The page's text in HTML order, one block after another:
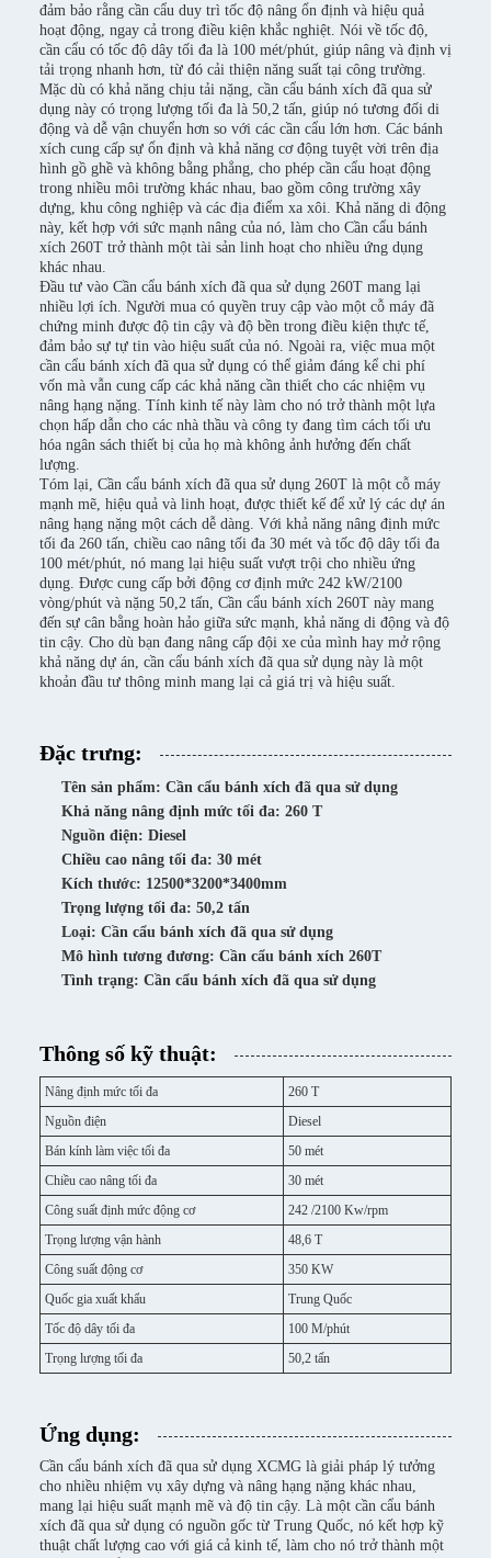
đảm bảo rằng cần cẩu duy trì tốc độ nâng ổn định và hiệu quả
hoạt động, ngay cả trong điều kiện khắc nghiệt. Nói về tốc độ,
cần cẩu có tốc độ dây tối đa là 100 mét/phút, giúp nâng và định vị
tải trọng nhanh hơn, từ đó cải thiện năng suất tại công trường.
Mặc dù có khả năng chịu tải nặng, cần cẩu bánh xích đã qua sử
dụng này có trọng lượng tối đa là 50,2 tấn, giúp nó tương đối di
động và dễ vận chuyển hơn so với các cần cẩu lớn hơn. Các bánh
xích cung cấp sự ổn định và khả năng cơ động tuyệt vời trên địa
hình gồ ghề và không bằng phẳng, cho phép cần cẩu hoạt động
trong nhiều môi trường khác nhau, bao gồm công trường xây
dựng, khu công nghiệp và các địa điểm xa xôi. Khả năng di động
này, kết hợp với sức mạnh nâng của nó, làm cho Cần cẩu bánh
xích 260T trở thành một tài sản linh hoạt cho nhiều ứng dụng
khác nhau.
Đầu tư vào Cần cẩu bánh xích đã qua sử dụng 260T mang lại
nhiều lợi ích. Người mua có quyền truy cập vào một cỗ máy đã
chứng minh được độ tin cậy và độ bền trong điều kiện thực tế,
đảm bảo sự tự tin vào hiệu suất của nó. Ngoài ra, việc mua một
cần cẩu bánh xích đã qua sử dụng có thể giảm đáng kể chi phí
vốn mà vẫn cung cấp các khả năng cần thiết cho các nhiệm vụ
nâng hạng nặng. Tính kinh tế này làm cho nó trở thành một lựa
chọn hấp dẫn cho các nhà thầu và công ty đang tìm cách tối ưu
hóa ngân sách thiết bị của họ mà không ảnh hưởng đến chất
lượng.
Tóm lại, Cần cẩu bánh xích đã qua sử dụng 260T là một cỗ máy
mạnh mẽ, hiệu quả và linh hoạt, được thiết kế để xử lý các dự án
nâng hạng nặng một cách dễ dàng. Với khả năng nâng định mức
tối đa 260 tấn, chiều cao nâng tối đa 30 mét và tốc độ dây tối đa
100 mét/phút, nó mang lại hiệu suất vượt trội cho nhiều ứng
dụng. Được cung cấp bởi động cơ định mức 242 kW/2100
vòng/phút và nặng 50,2 tấn, Cần cẩu bánh xích 260T này mang
đến sự cân bằng hoàn hảo giữa sức mạnh, khả năng di động và độ
tin cậy. Cho dù bạn đang nâng cấp đội xe của mình hay mở rộng
khả năng dự án, cần cẩu bánh xích đã qua sử dụng này là một
khoản đầu tư thông minh mang lại cả giá trị và hiệu suất.
Đặc trưng:
Tên sản phẩm: Cần cẩu bánh xích đã qua sử dụng
Khả năng nâng định mức tối đa: 260 T
Nguồn điện: Diesel
Chiều cao nâng tối đa: 30 mét
Kích thước: 12500*3200*3400mm
Trọng lượng tối đa: 50,2 tấn
Loại: Cần cẩu bánh xích đã qua sử dụng
Mô hình tương đương: Cần cẩu bánh xích 260T
Tình trạng: Cần cẩu bánh xích đã qua sử dụng
Thông số kỹ thuật:
Nâng định mức tối đa
260 T
Nguồn điện
Diesel
Bán kính làm việc tối đa
50 mét
Chiều cao nâng tối đa
30 mét
Công suất định mức động cơ
242 /2100 Kw/rpm
Trọng lượng vận hành
48,6 T
Công suất động cơ
350 KW
Quốc gia xuất khẩu
Trung Quốc
Tốc độ dây tối đa
100 M/phút
Trọng lượng tối đa
50,2 tấn
Ứng dụng:
Cần cẩu bánh xích đã qua sử dụng XCMG là giải pháp lý tưởng
cho nhiều nhiệm vụ xây dựng và nâng hạng nặng khác nhau,
mang lại hiệu suất mạnh mẽ và độ tin cậy. Là một cần cẩu bánh
xích đã qua sử dụng có nguồn gốc từ Trung Quốc, nó kết hợp kỹ
thuật chất lượng cao với giá cả kinh tế, làm cho nó trở thành một